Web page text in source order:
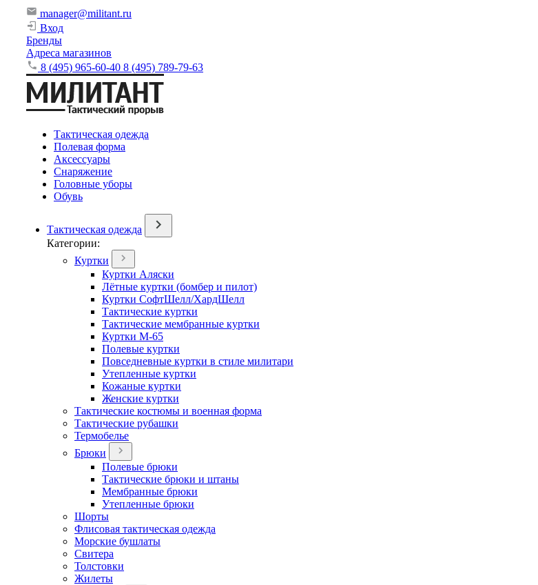
manager@militant.ru
Вход
Бренды
Адреса магазинов
8 (495) 965-60-40 8 (495) 789-79-63
Тактическая одежда
Полевая форма
Аксессуары
Снаряжение
Головные уборы
Обувь
Тактическая одежда
Категории:
Куртки
Куртки Аляски
Лётные куртки (бомбер и пилот)
Куртки СофтШелл/ХардШелл
Тактические куртки
Тактические мембранные куртки
Куртки М-65
Полевые куртки
Повседневные куртки в стиле милитари
Утепленные куртки
Кожаные куртки
Женские куртки
Тактические костюмы и военная форма
Тактические рубашки
Термобелье
Брюки
Полевые брюки
Тактические брюки и штаны
Мембранные брюки
Утепленные брюки
Шорты
Флисовая тактическая одежда
Морские бушлаты
Свитера
Толстовки
Жилеты